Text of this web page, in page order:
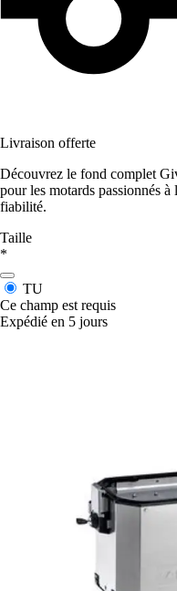
Livraison offerte
Découvrez le fond complet
pour les motards passionnés
fiabilité.
Taille
*
TU
Ce champ est requis
Expédié en 5 jours